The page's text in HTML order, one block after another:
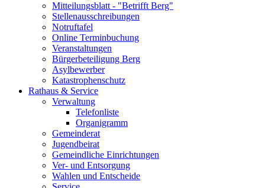
Mitteilungsblatt - "Betrifft Berg"
Stellenausschreibungen
Notruftafel
Online Terminbuchung
Veranstaltungen
Bürgerbeteiligung Berg
Asylbewerber
Katastrophenschutz
Rathaus & Service
Verwaltung
Telefonliste
Organigramm
Gemeinderat
Jugendbeirat
Gemeindliche Einrichtungen
Ver- und Entsorgung
Wahlen und Entscheide